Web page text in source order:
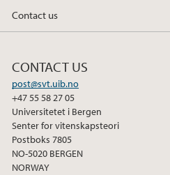
Contact us
CONTACT US
post@svt.uib.no
+47 55 58 27 05
Universitetet i Bergen
Senter for vitenskapsteori
Postboks 7805
NO-5020 BERGEN
NORWAY